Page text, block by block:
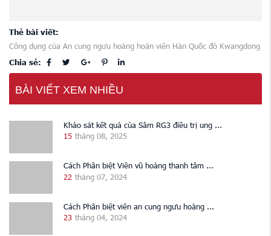
Thẻ bài viết:
Công dụng của An cung ngưu hoàng hoàn viên Hàn Quốc đỏ Kwangdong
Chia sẻ:
BÀI VIẾT XEM NHIỀU
Khảo sát kết quả của Sâm RG3 điều trị ung ...
15 tháng 08, 2025
Cách Phân biệt Viên vũ hoàng thanh tâm ...
22 tháng 07, 2024
Cách Phân biệt viên an cung ngưu hoàng ...
23 tháng 04, 2024